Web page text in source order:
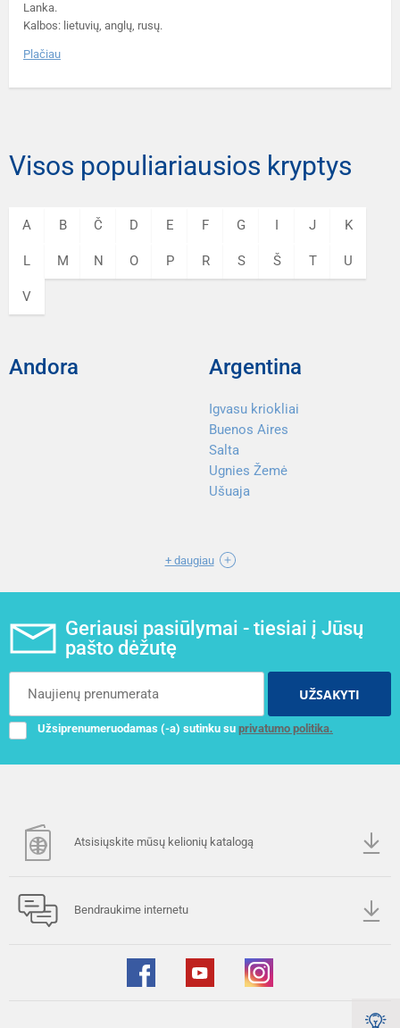
Lanka.
Kalbos: lietuvių, anglų, rusų.
Plačiau
Visos populiariausios kryptys
A B Č D E F G I J K
L M N O P R S Š T U
V
Andora Argentina
Igvasu kriokliai
Buenos Aires
Salta
Ugnies Žemė
Ušuaja
+ daugiau
Geriausi pasiūlymai - tiesiai į Jūsų
pašto dėžutę
UŽSAKYTI
Užsiprenumeruodamas (-a) sutinku su privatumo politika.
Atsisiųskite mūsų kelionių katalogą
Bendraukime internetu